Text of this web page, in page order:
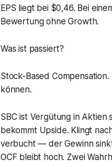
EPS liegt bei $0,46. Bei
Bewertung ohne Growth.
Was ist passiert?
Stock-Based
können.
SBC ist Vergütung in
bekommt Upside. Klingt
verbucht — der Gewinn
OCF bleibt hoch. Zwei